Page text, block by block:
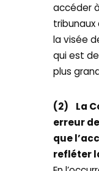
accéder
la visée
qui est
plus
(2)
La
erreur
que
refléter